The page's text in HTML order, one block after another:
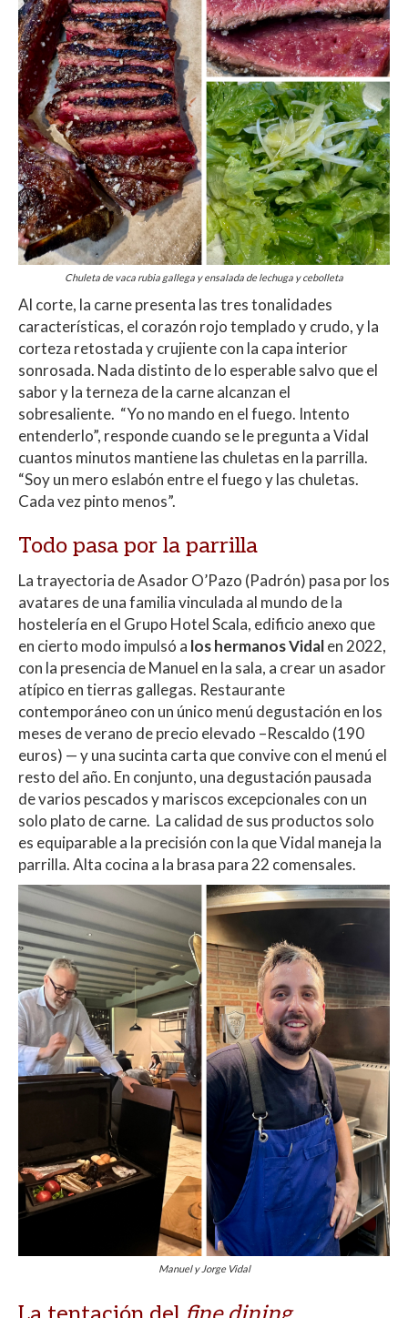
Chuleta de vaca rubia gallega y ensalada de lechuga y cebolleta
Al corte, la carne presenta las tres tonalidades
características, el corazón rojo templado y crudo, y la
corteza retostada y crujiente con la capa interior
sonrosada. Nada distinto de lo esperable salvo que el
sabor y la terneza de la carne alcanzan el
sobresaliente. “Yo no mando en el fuego. Intento
entenderlo”, responde cuando se le pregunta a Vidal
cuantos minutos mantiene las chuletas en la parrilla.
“Soy un mero eslabón entre el fuego y las chuletas.
Cada vez pinto menos”.
Todo pasa por la parrilla
La trayectoria de Asador O’Pazo (Padrón) pasa por los
avatares de una familia vinculada al mundo de la
hostelería en el Grupo Hotel Scala, edificio anexo que
en cierto modo impulsó a los hermanos Vidalen 2022,
con la presencia de Manuel en la sala, a crear un asador
atípico en tierras gallegas. Restaurante
contemporáneo con un único menú degustación en los
meses de verano de precio elevado –Rescaldo (190
euros) — y una sucinta carta que convive con el menú el
resto del año. En conjunto, una degustación pausada
de varios pescados y mariscos excepcionales con un
solo plato de carne. La calidad de sus productos solo
es equiparable a la precisión con la que Vidal maneja la
parrilla. Alta cocina a la brasa para 22 comensales.
Manuel y Jorge Vidal